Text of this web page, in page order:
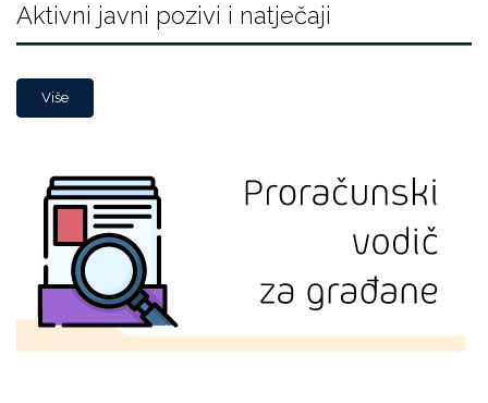
Aktivni javni pozivi i natječaji
Više